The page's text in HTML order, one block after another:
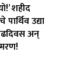
शहीद
उद्या
अन्